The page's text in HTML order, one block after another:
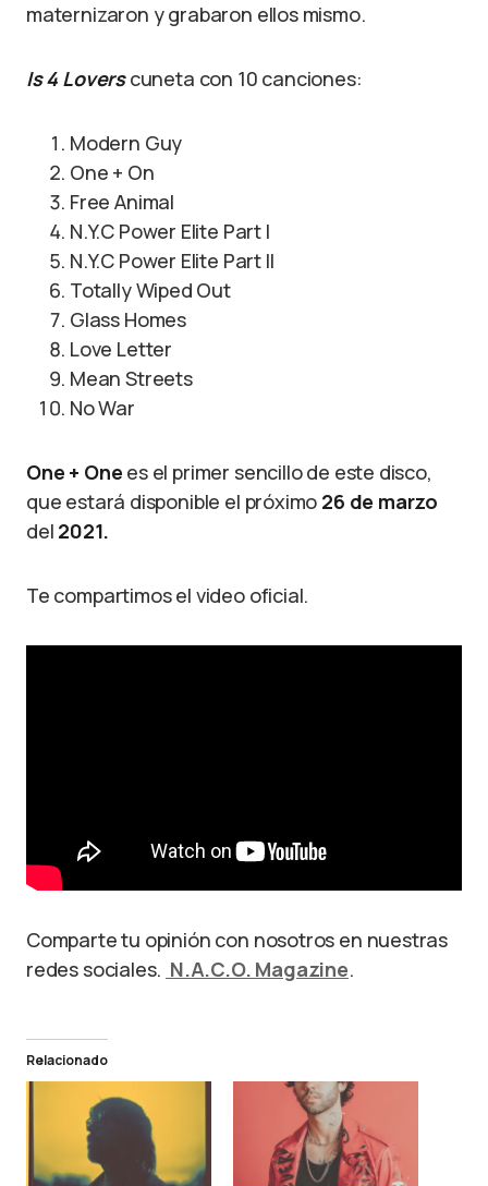
maternizaron y grabaron ellos mismo.
Is 4 Loverscuneta con 10 canciones:
Modern Guy
One + On
Free Animal
N.Y.C Power Elite Part I
N.Y.C Power Elite Part II
Totally Wiped Out
Glass Homes
Love Letter
Mean Streets
No War
One + One es el primer sencillo de este disco,
que estará disponible el próximo 26 de marzo
del 2021.
Te compartimos el video oficial.
Comparte tu opinión con nosotros en nuestras
redes sociales. N.A.C.O. Magazine.
Relacionado